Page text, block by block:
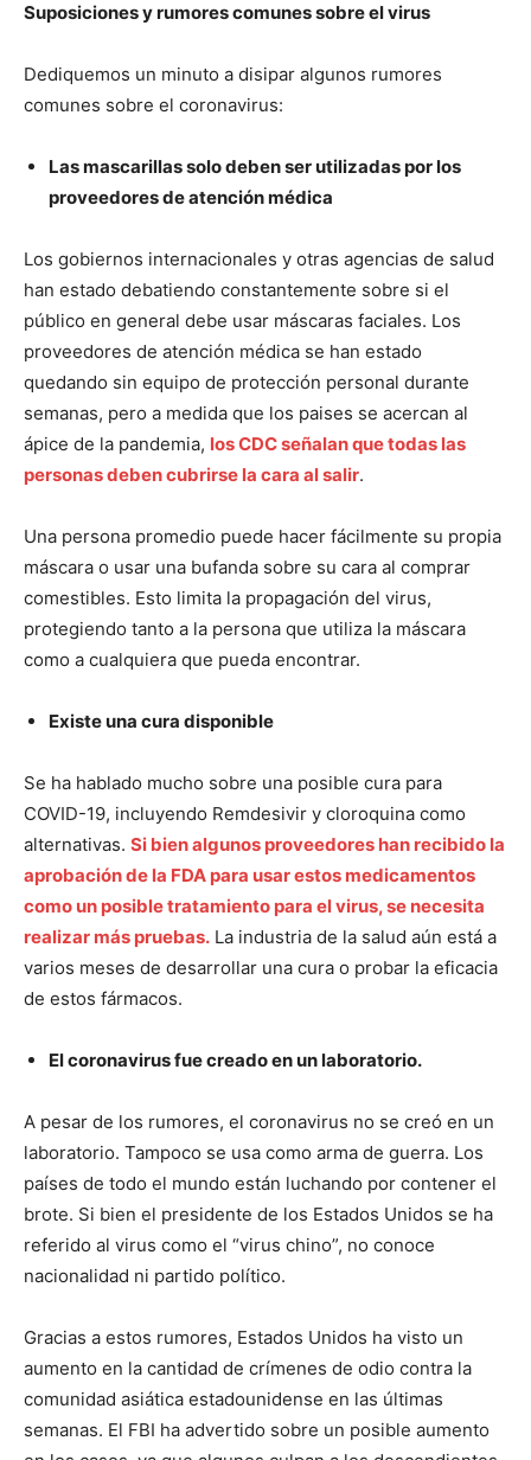
I WANT IN
I've read and accept thePrivacy Policy
Suposiciones y rumores comunes sobre el virus
Dediquemos un minuto a disipar algunos rumores
comunes sobre el coronavirus:
Las mascarillas solo deben ser utilizadas por los
proveedores de atención médica
Los gobiernos internacionales y otras agencias de salud
han estado debatiendo constantemente sobre si el
público en general debe usar máscaras faciales. Los
proveedores de atención médica se han estado
quedando sin equipo de protección personal durante
semanas, pero a medida que los paises se acercan al
ápice de la pandemia, los CDC señalan que todas las
personas deben cubrirse la cara al salir.
Una persona promedio puede hacer fácilmente su propia
máscara o usar una bufanda sobre su cara al comprar
comestibles. Esto limita la propagación del virus,
protegiendo tanto a la persona que utiliza la máscara
como a cualquiera que pueda encontrar.
Existe una cura disponible
Se ha hablado mucho sobre una posible cura para
COVID-19, incluyendo Remdesivir y cloroquina como
alternativas. Si bien algunos proveedores han recibido la
aprobación de la FDA para usar estos medicamentos
como un posible tratamiento para el virus, se necesita
realizar más pruebas. La industria de la salud aún está a
varios meses de desarrollar una cura o probar la eficacia
de estos fármacos.
El coronavirus fue creado en un laboratorio.
A pesar de los rumores, el coronavirus no se creó en un
laboratorio. Tampoco se usa como arma de guerra. Los
países de todo el mundo están luchando por contener el
brote. Si bien el presidente de los Estados Unidos se ha
referido al virus como el “virus chino”, no conoce
nacionalidad ni partido político.
Gracias a estos rumores, Estados Unidos ha visto un
aumento en la cantidad de crímenes de odio contra la
comunidad asiática estadounidense en las últimas
semanas. El FBI ha advertido sobre un posible aumento